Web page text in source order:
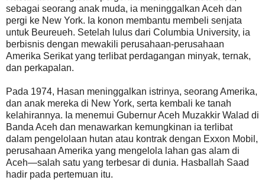
sebagai seorang anak muda, ia meninggalkan Aceh dan
pergi ke New York. Ia konon membantu membeli senjata
untuk Beureueh. Setelah lulus dari Columbia University, ia
berbisnis dengan mewakili perusahaan-perusahaan
Amerika Serikat yang terlibat perdagangan minyak, ternak,
dan perkapalan.
Pada 1974, Hasan meninggalkan istrinya, seorang Amerika,
dan anak mereka di New York, serta kembali ke tanah
kelahirannya. Ia menemui Gubernur Aceh Muzakkir Walad di
Banda Aceh dan menawarkan kemungkinan ia terlibat
dalam pengelolaan hutan atau kontrak dengan Exxon Mobil,
perusahaan Amerika yang mengelola lahan gas alam di
Aceh—salah satu yang terbesar di dunia. Hasballah Saad
hadir pada pertemuan itu.